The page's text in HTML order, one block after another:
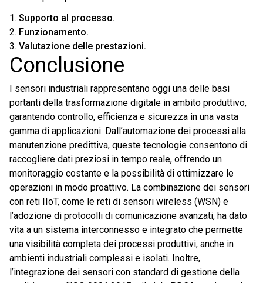
Supporto al processo.
Funzionamento.
Valutazione delle prestazioni.
Conclusione
I sensori industriali rappresentano oggi una delle basi
portanti della trasformazione digitale in ambito produttivo,
garantendo controllo, efficienza e sicurezza in una vasta
gamma di applicazioni. Dall’automazione dei processi alla
manutenzione predittiva, queste tecnologie consentono di
raccogliere dati preziosi in tempo reale, offrendo un
monitoraggio costante e la possibilità di ottimizzare le
operazioni in modo proattivo. La combinazione dei sensori
con reti IIoT, come le reti di sensori wireless (WSN) e
l’adozione di protocolli di comunicazione avanzati, ha dato
vita a un sistema interconnesso e integrato che permette
una visibilità completa dei processi produttivi, anche in
ambienti industriali complessi e isolati. Inoltre,
l’integrazione dei sensori con standard di gestione della